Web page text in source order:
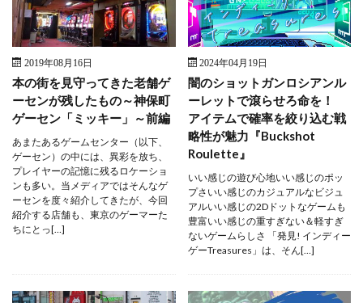
2019年08月16日
本の街を見守ってきた老舗ゲ
ーセンが残したもの～神保町
ゲーセン「ミッキー」～前編
あまたあるゲームセンター（以下、
ゲーセン）の中には、異彩を放ち、
プレイヤーの記憶に残るロケーショ
ンも多い。当メディアではそんなゲ
ーセンを度々紹介してきたが、今回
紹介する店舗も、東京のゲーマーた
ちにとっ[…]
2024年04月19日
闇のショットガンロシアンル
ーレットで滾らせろ命を！
アイテムで確率を絞り込む戦
略性が魅力『Buckshot
Roulette』
いい感じの遊び心地いい感じのポッ
プさいい感じのカジュアルなビジュ
アルいい感じの2Dドットなゲームも
豊富いい感じの重すぎない＆軽すぎ
ないゲームらしさ 「発見! インディー
ゲーTreasures」は、そん[…]